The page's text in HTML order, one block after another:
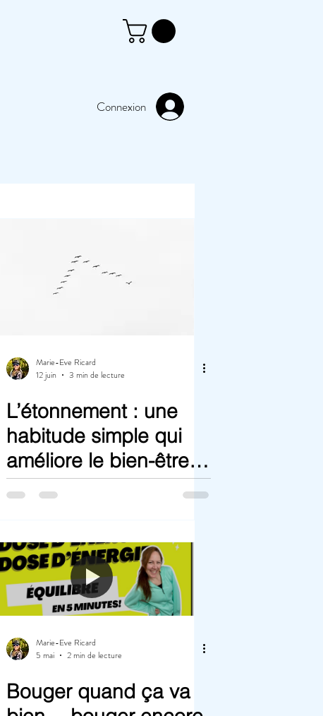
Connexion
Marie-Eve Ricard
12 juin
3 min de lecture
L’étonnement : une
habitude simple qui
améliore le bien-être…
au travail comme
Marie-Eve Ricard
5 mai
2 min de lecture
Bouger quand ça va